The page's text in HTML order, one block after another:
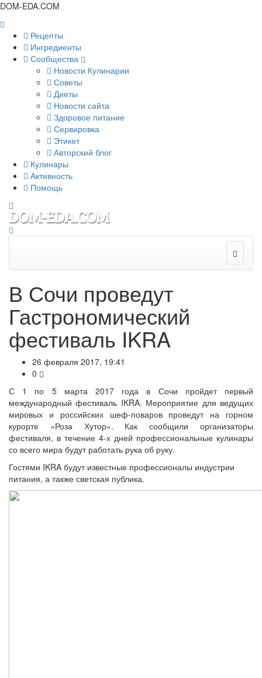
DOM-EDA.COM
Рецепты
Ингредиенты
Сообщества
Новости Кулинарии
Советы
Диеты
Новости сайта
Здоровое питание
Сервировка
Этикет
Авторский блог
Кулинары
Активность
Помощь
В Сочи проведут
Гастрономический
фестиваль IKRA
26 февраля 2017, 19:41
0
С 1 по 5 марта 2017 года в Сочи пройдет первый
международный фестиваль IKRA. Мероприятие для ведущих
мировых и российских шеф-поваров проведут на горном
курорте «Роза Хутор». Как сообщили организаторы
фестиваля, в течение 4-х дней профессиональные кулинары
со всего мира будут работать рука об руку.
Гостями IKRA будут известные профессионалы индустрии
питания, а также светская публика.